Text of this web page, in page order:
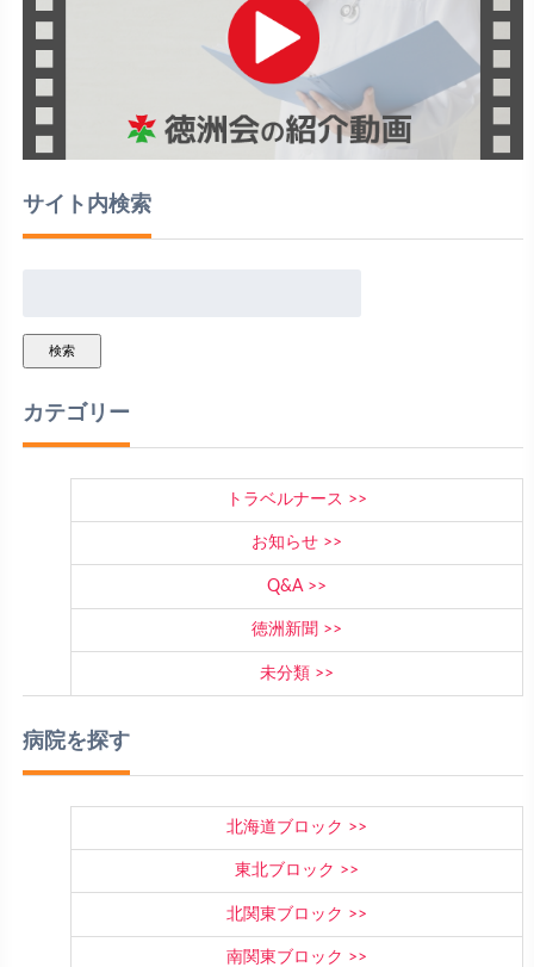
サイト内検索
検索
カテゴリー
トラベルナース
お知らせ
Q&A
徳洲新聞
未分類
病院を探す
北海道ブロック
東北ブロック
北関東ブロック
南関東ブロック